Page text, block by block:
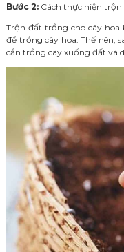
Bước 2: Cách thực hiện
Trộn đất trồng cho cây hoa
để trồng cây hoa. Thế nên,
cần trồng cây xuống đất và